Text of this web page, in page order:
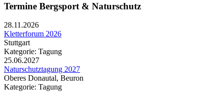
Termine Bergsport & Naturschutz
28.11.2026
Kletterforum 2026
Stuttgart
Kategorie: Tagung
25.06.2027
Naturschutztagung 2027
Oberes Donautal, Beuron
Kategorie: Tagung